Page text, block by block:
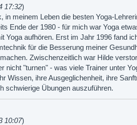
17:32)
in meinem Leben die besten Yoga-
Ende der 1980 - für mich war Yoga
Yoga aufhören. Erst im Jahr 1996 fand
für die Besserung meiner
Zwischenzeitlich war Hilde
nicht "turnen" - was viele Trainer unter
Wissen, ihre Ausgeglichenheit, ihre
schwierige Übungen auszuführen.
10:07)